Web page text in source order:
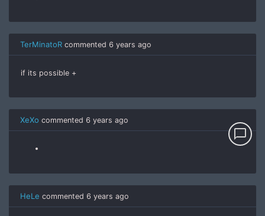
TerMinatoR commented 6 years ago
if its possible +
XeXo commented 6 years ago
HeLe commented 6 years ago
chat_bubble_outline